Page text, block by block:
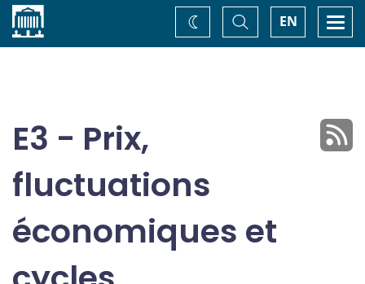
Accueil EN
Basculer
la
recherche
Changez
de
E3 - Prix,
fluctuations
économiques et